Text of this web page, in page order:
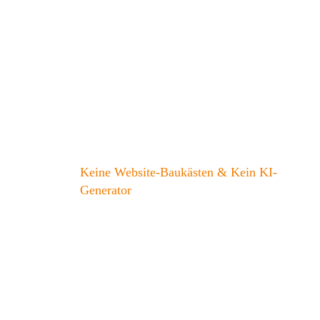
Keine Website-Baukästen & Kein KI-
Generator